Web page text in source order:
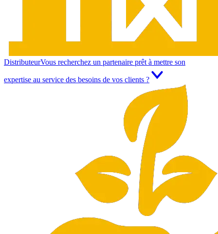
DistributeurVous recherchez un partenaire prêt à mettre son
expertise au service des besoins de vos clients ?